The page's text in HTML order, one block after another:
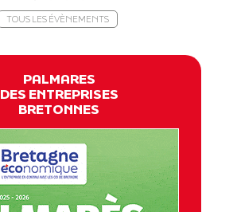
TOUS LES ÉVÈNEMENTS
PALMARES
DES ENTREPRISES
BRETONNES